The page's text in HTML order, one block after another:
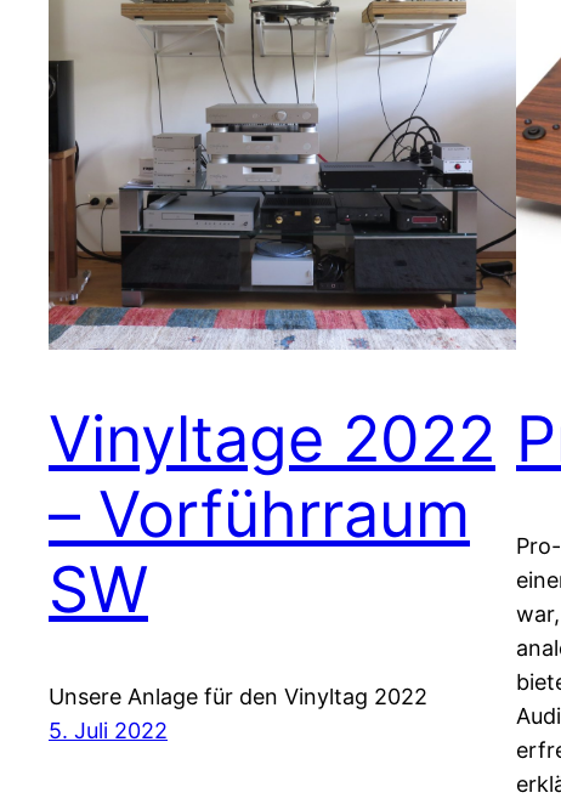
Vinyltage 2022
– Vorführraum
SW
Unsere Anlage für den Vinyltag 2022
5. Juli 2022